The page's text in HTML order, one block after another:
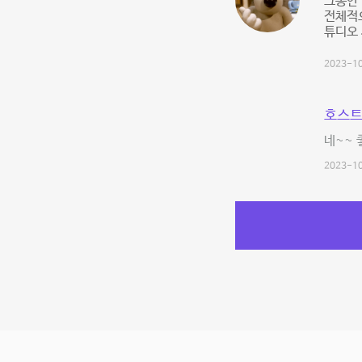
전체적
튜디
2023-
호스
네~~
2023-